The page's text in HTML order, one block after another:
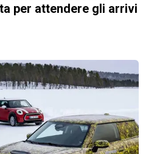
per attendere gli arrivi